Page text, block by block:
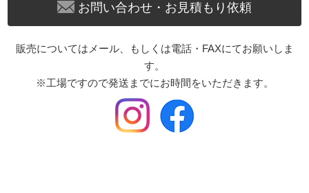
お問い合わせ・お見積もり依頼
販売についてはメール、もしくは電話・FAXにてお願いしま
す。
※工場ですので発送までにお時間をいただきます。